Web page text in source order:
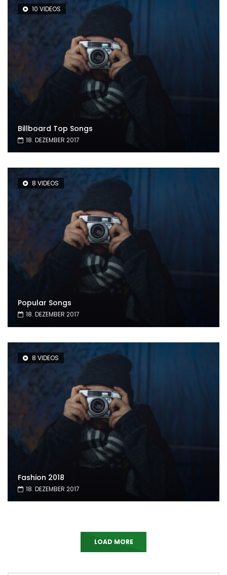
10 VIDEOS
Billboard Top Songs
18. DEZEMBER 2017
8 VIDEOS
Popular Songs
18. DEZEMBER 2017
8 VIDEOS
Fashion 2018
18. DEZEMBER 2017
LOAD MORE